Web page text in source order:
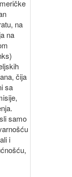
na
na
čija
sa
samo
i